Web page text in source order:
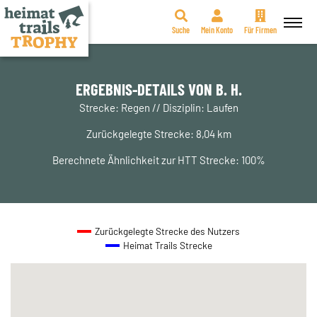
Zum
Suche Mein Konto Für Firmen
ERGEBNIS-DETAILS VON B. H.
Strecke: Regen // Disziplin: Laufen
Zurückgelegte Strecke: 8,04 km
Berechnete Ähnlichkeit zur HTT Strecke: 100%
Zurückgelegte Strecke des Nutzers
Heimat Trails Strecke